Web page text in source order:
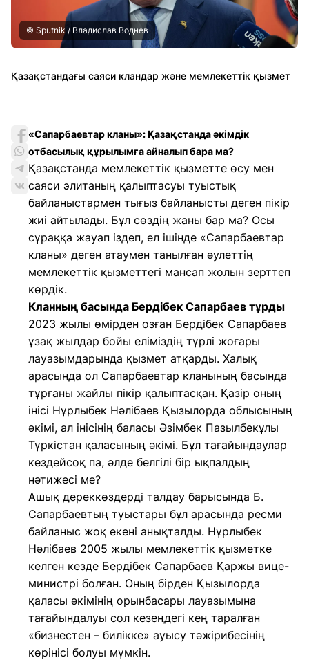
© Sputnik / Владислав Воднев
Қазақстандағы саяси кландар және мемлекеттік қызмет
«Сапарбаевтар кланы»: Қазақстанда әкімдік
отбасылық құрылымға айналып бара ма?
Қазақстанда мемлекеттік қызметте өсу мен
саяси элитаның қалыптасуы туыстық
байланыстармен тығыз байланысты деген пікір
жиі айтылады. Бұл сөздің жаны бар ма? Осы
сұраққа жауап іздеп, ел ішінде «Сапарбаевтар
кланы» деген атаумен танылған әулеттің
мемлекеттік қызметтегі мансап жолын зерттеп
көрдік.
Кланның басында Бердібек Сапарбаев тұрды
2023 жылы өмірден озған Бердібек Сапарбаев
ұзақ жылдар бойы еліміздің түрлі жоғары
лауазымдарында қызмет атқарды. Халық
арасында ол Сапарбаевтар кланының басында
тұрғаны жайлы пікір қалыптасқан. Қазір оның
інісі Нұрлыбек Нәлібаев Қызылорда облысының
әкімі, ал інісінің баласы Әзімбек Пазылбекұлы
Түркістан қаласының әкімі. Бұл тағайындаулар
кездейсоқ па, әлде белгілі бір ықпалдың
нәтижесі ме?
Ашық дереккөздерді талдау барысында Б.
Сапарбаевтың туыстары бұл арасында ресми
байланыс жоқ екені анықталды. Нұрлыбек
Нәлібаев 2005 жылы мемлекеттік қызметке
келген кезде Бердібек Сапарбаев Қаржы вице-
министрі болған. Оның бірден Қызылорда
қаласы әкімінің орынбасары лауазымына
тағайындалуы сол кезеңдегі кең таралған
«бизнестен – билікке» ауысу тәжірибесінің
көрінісі болуы мүмкін.